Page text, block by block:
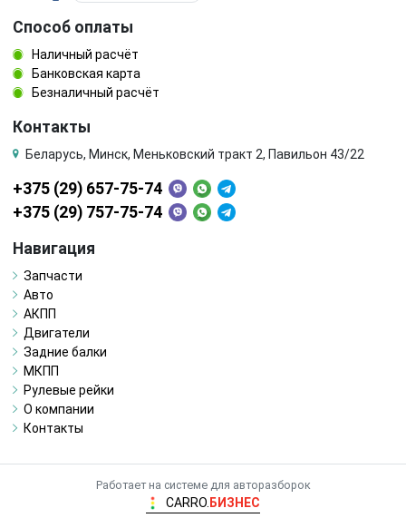
Способ оплаты
Наличный расчёт
Банковская карта
Безналичный расчёт
Контакты
Беларусь, Минск, Меньковский тракт 2, Павильон 43/22
+375 (29) 657-75-74
+375 (29) 757-75-74
Навигация
Запчасти
Авто
АКПП
Двигатели
Задние балки
МКПП
Рулевые рейки
О компании
Контакты
Работает на системе для авторазборок
CARRO. БИЗНЕС